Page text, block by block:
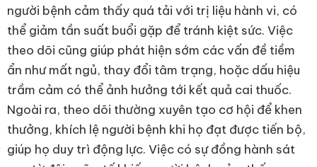
người bệnh cảm thấy quá tải với trị liệu hành vi, có
thể giảm tần suất buổi gặp để tránh kiệt sức. Việc
theo dõi cũng giúp phát hiện sớm các vấn đề tiềm
ẩn như mất ngủ, thay đổi tâm trạng, hoặc dấu hiệu
trầm cảm có thể ảnh hưởng tới kết quả cai thuốc.
Ngoài ra, theo dõi thường xuyên tạo cơ hội để khen
thưởng, khích lệ người bệnh khi họ đạt được tiến bộ,
giúp họ duy trì động lực. Việc có sự đồng hành sát